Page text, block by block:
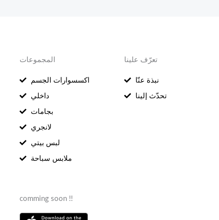
المجموعات
اكسسوارات الجسم
داخلي
بجامات
لانجري
لبس بيتي
ملابس سباحة
تعرّف علينا
نبذة عنّا
تحدّث إلينا
comming soon !!